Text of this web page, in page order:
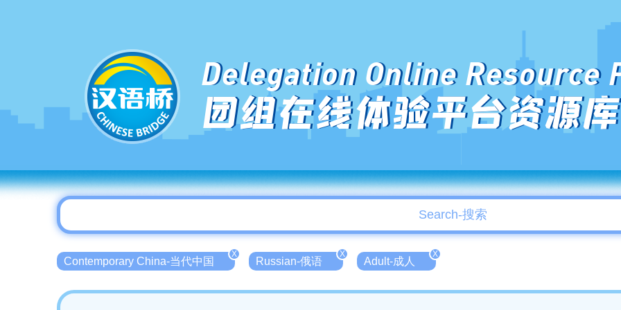
Delegation Online Resource
团组在线体验平台资源库
Contemporary China-当代中国
X
Russian-俄语
X
Adult-成人
X